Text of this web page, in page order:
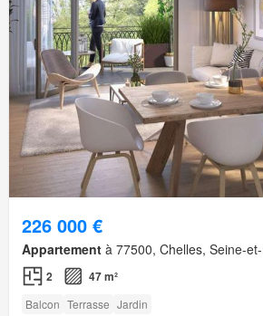
226 000 €
Appartement à 77500, Chelles, Seine-
2 47 m²
Balcon Terrasse Jardin